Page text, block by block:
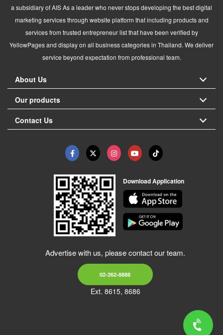
a subsidiary of AIS As a leader who never stops developing the best digital
marketing services through website platform that including products and
services from trusted entrepreneur list that have been verified by
YellowPages and display on all business categories in Thailand. We deliver
service beyond expectation from professional team.
About Us
Our products
Contact Us
Download Application
Advertise with us, please contact our team.
02-262-8888
Ext. 8615, 8686